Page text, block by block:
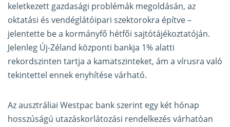
keletkezett gazdasági problémák megoldásán, az
oktatási és vendéglátóipari szektorokra építve –
jelentette be a kormányfő hétfői sajtótájékoztatóján.
Jelenleg Új-Zéland központi bankja 1% alatti
rekordszinten tartja a kamatszinteket, ám a vírusra való
tekintettel ennek enyhítése várható.
Az ausztráliai Westpac bank szerint egy két hónap
hosszúságú utazáskorlátozási rendelkezés várhatóan